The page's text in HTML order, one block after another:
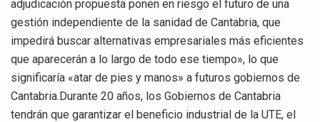
adjudicación propuesta ponen en riesgo el futuro de una
gestión independiente de la sanidad de Cantabria, que
impedirá buscar alternativas empresariales más eficientes
que aparecerán a lo largo de todo ese tiempo», lo que
significaría «atar de pies y manos» a futuros gobiernos de
Cantabria.Durante 20 años, los Gobiernos de Cantabria
tendrán que garantizar el beneficio industrial de la UTE, el